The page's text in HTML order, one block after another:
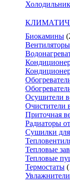
Биокамины
Вентиляторы
Осушители
Очистители
Приточная
Радиаторы
Сушилки
Тепловые
Тепловые
Термостаты